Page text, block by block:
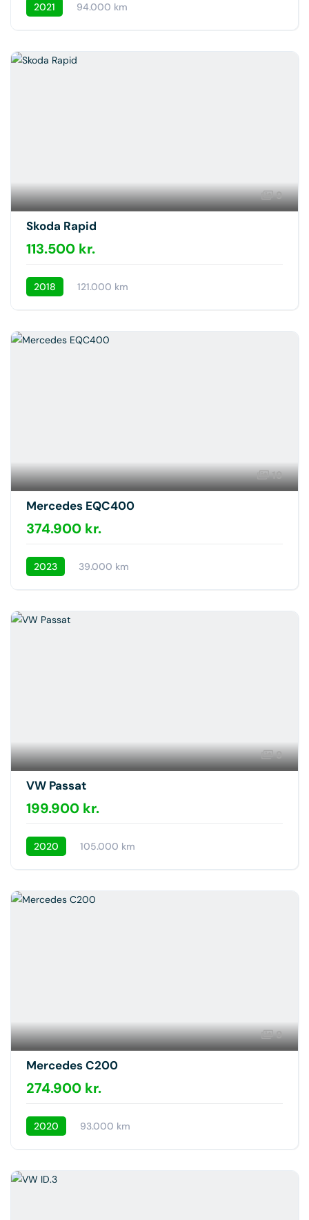
2021 94.000 km
9
Skoda Rapid
113.500 kr.
2018 121.000 km
19
Mercedes EQC400
374.900 kr.
2023 39.000 km
9
VW Passat
199.900 kr.
2020 105.000 km
9
Mercedes C200
274.900 kr.
2020 93.000 km